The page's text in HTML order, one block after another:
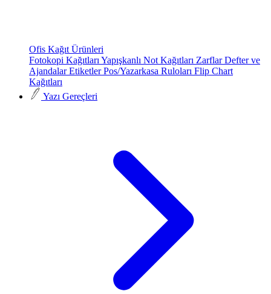
Ofis Kağıt Ürünleri
Fotokopi Kağıtları Yapışkanlı Not Kağıtları ZarflarDefter ve
AjandalarEtiketlerPos/Yazarkasa Ruloları Flip Chart
Kağıtları
Yazı Gereçleri